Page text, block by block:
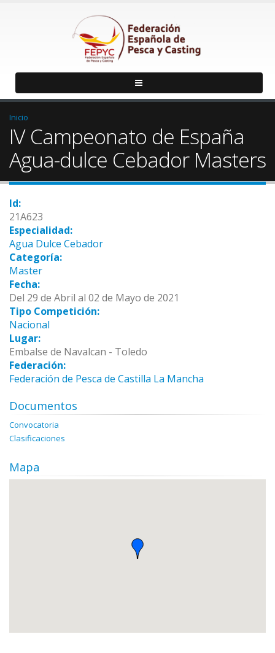
Inicio
IV Campeonato de España
Agua-dulce Cebador Masters
Id:
21A623
Especialidad:
Agua Dulce Cebador
Categoría:
Master
Fecha:
Del 29 de Abril al 02 de Mayo de 2021
Tipo Competición:
Nacional
Lugar:
Embalse de Navalcan - Toledo
Federación:
Federación de Pesca de Castilla La Mancha
Documentos
Convocatoria
Clasificaciones
Mapa